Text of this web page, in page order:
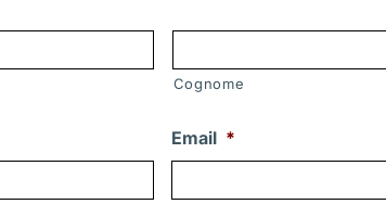
Cognome
Email *